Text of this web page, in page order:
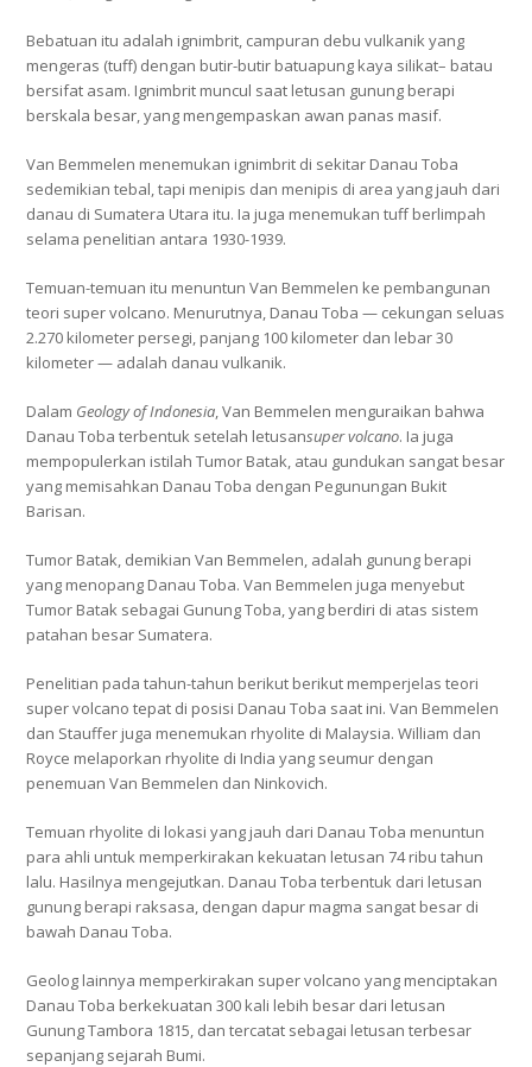
Bebatuan itu adalah ignimbrit, campuran debu vulkanik yang
mengeras (tuff) dengan butir-butir batuapung kaya silikat– batau
bersifat asam. Ignimbrit muncul saat letusan gunung berapi
berskala besar, yang mengempaskan awan panas masif.
Van Bemmelen menemukan ignimbrit di sekitar Danau Toba
sedemikian tebal, tapi menipis dan menipis di area yang jauh dari
danau di Sumatera Utara itu. Ia juga menemukan tuff berlimpah
selama penelitian antara 1930-1939.
Temuan-temuan itu menuntun Van Bemmelen ke pembangunan
teori super volcano. Menurutnya, Danau Toba — cekungan seluas
2.270 kilometer persegi, panjang 100 kilometer dan lebar 30
kilometer — adalah danau vulkanik.
Dalam Geology of Indonesia , Van Bemmelen menguraikan bahwa
Danau Toba terbentuk setelah letusansuper volcano. Ia juga
mempopulerkan istilah Tumor Batak, atau gundukan sangat besar
yang memisahkan Danau Toba dengan Pegunungan Bukit
Barisan.
Tumor Batak, demikian Van Bemmelen, adalah gunung berapi
yang menopang Danau Toba. Van Bemmelen juga menyebut
Tumor Batak sebagai Gunung Toba, yang berdiri di atas sistem
patahan besar Sumatera.
Penelitian pada tahun-tahun berikut berikut memperjelas teori
super volcano tepat di posisi Danau Toba saat ini. Van Bemmelen
dan Stauffer juga menemukan rhyolite di Malaysia. William dan
Royce melaporkan rhyolite di India yang seumur dengan
penemuan Van Bemmelen dan Ninkovich.
Temuan rhyolite di lokasi yang jauh dari Danau Toba menuntun
para ahli untuk memperkirakan kekuatan letusan 74 ribu tahun
lalu. Hasilnya mengejutkan. Danau Toba terbentuk dari letusan
gunung berapi raksasa, dengan dapur magma sangat besar di
bawah Danau Toba.
Geolog lainnya memperkirakan super volcano yang menciptakan
Danau Toba berkekuatan 300 kali lebih besar dari letusan
Gunung Tambora 1815, dan tercatat sebagai letusan terbesar
sepanjang sejarah Bumi.